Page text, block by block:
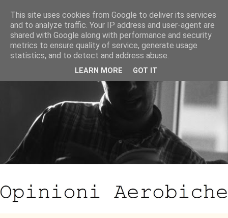
This site uses cookies from Google to deliver its services
and to analyze traffic. Your IP address and user-agent are
shared with Google along with performance and security
metrics to ensure quality of service, generate usage
statistics, and to detect and address abuse.
LEARN MORE GOT IT